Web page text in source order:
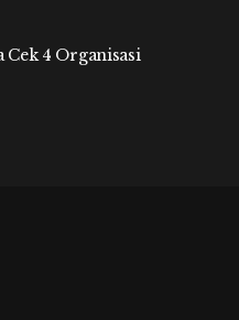
Cek 4 Organisasi